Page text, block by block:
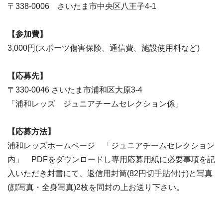
〒338-0006 さいたま市中央区八王子4-1
【参加費】
3,000円(スポーツ傷害保険、通信費、施設使用料など)
【応募先】
〒330-0046 さいたま市浦和区大原3-4
「浦和レッズ ジュニアチームセレクション係」
【応募方法】
浦和レッズホームページ 「ジュニアチームセレクション
内」 PDFをダウンロードし専用応募用紙に必要事項を記
入いただき封書にて、返信用封筒(82円切手貼付け)と写真
(顔写真・全身写真)2枚を同封の上お送り下さい。